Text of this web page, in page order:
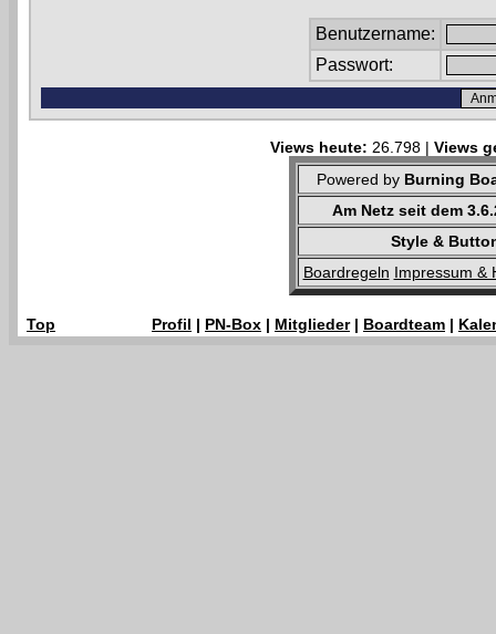
Benutzername:
Passwort:
Views heute: 26.798 | Views
Powered by Burning
Am Netz seit dem
Style &
Boardregeln Impressum &
Top Profil | PN-Box | Mitglieder| Boardteam |